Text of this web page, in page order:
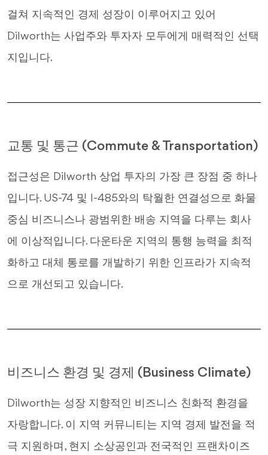
걸쳐 지속적인 경제 성장이 이루어지고 있어
Dilworth는 사업주와 투자자 모두에게 매력적인 선택
지입니다.
교통 및 통근 (Commute & Transportation)
접근성은 Dilworth 상업 투자의 가장 큰 장점 중 하나
입니다. US-74 및 I-485와의 탁월한 연결성으로 화물
중심 비즈니스나 광범위한 배송 지역을 다루는 회사
에 이상적입니다. 다운타운 지역의 통행 능력을 최적
화하고 대체 통로를 개발하기 위한 인프라가 지속적
으로 개선되고 있습니다.
비즈니스 환경 및 경제 (Business Climate)
Dilworth는 성장 지향적인 비즈니스 친화적 환경을
자랑합니다. 이 지역 커뮤니티는 지역 경제 발전을 적
극 지원하며, 현지 소상공인과 전국적인 프랜차이즈